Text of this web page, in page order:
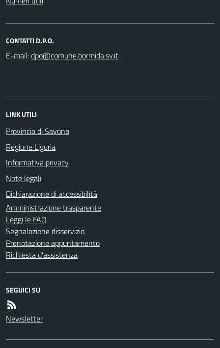
CONTATTI D.P.O.
E-mail:
LINK UTILI
Provincia di Savona
Regione Liguria
Informativa privacy
Note legali
Dichiarazione di accessibilità
Amministrazione trasparente
Leggi le FAQ
Segnalazione disservizio
Prenotazione appuntamento
Richiesta d'assistenza
SEGUICI SU
Newsletter